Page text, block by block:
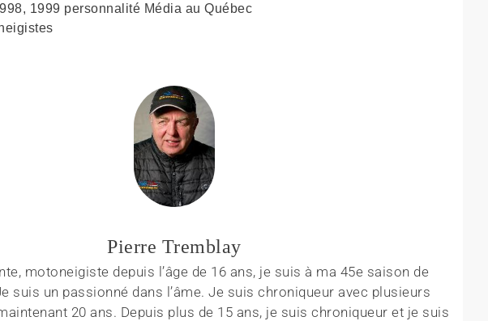
1999 personnalité Média au Québec
Pierre Tremblay
motoneigiste depuis l’âge de 16 ans, je suis à ma 45e saison de
suis un passionné dans l’âme. Je suis chroniqueur avec plusieurs
20 ans. Depuis plus de 15 ans, je suis chroniqueur et je suis